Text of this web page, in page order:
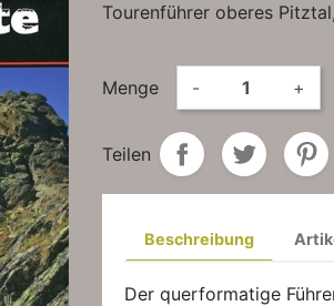
Tourenführer oberes
Menge - +
Teilen
Beschreibung
Der querformatige